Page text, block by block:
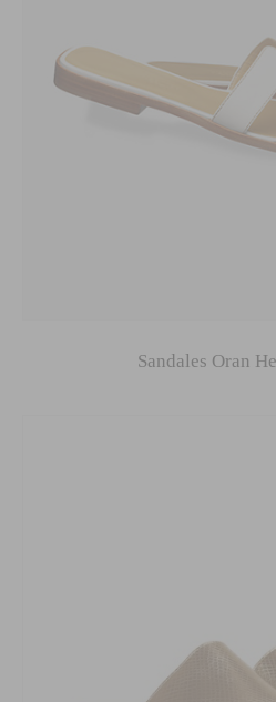
Sandales Oran